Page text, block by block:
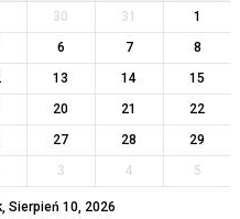
30 31
1
6 7
8
13 14
15
20 21
22
27 28
29
3 4 5
Sierpień 10, 2026